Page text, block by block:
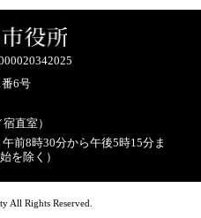
6号
直室）
前8時30分から午後5時15分ま
を除く）
All Rights Reserved.